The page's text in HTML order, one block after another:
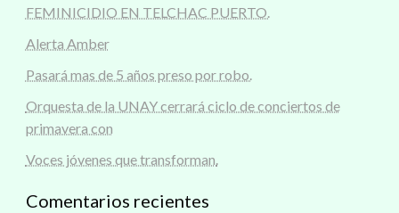
FEMINICIDIO EN TELCHAC PUERTO.
Alerta Amber
Pasará mas de 5 años preso por robo.
Orquesta de la UNAY cerrará ciclo de conciertos de
primavera con
Voces jóvenes que transforman.
Comentarios recientes